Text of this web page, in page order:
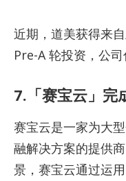
近期，道美获得来
Pre-A 轮投资，公司
7.「赛宝云」完
赛宝云是一家为大
融解决方案的提供
景，赛宝云通过运